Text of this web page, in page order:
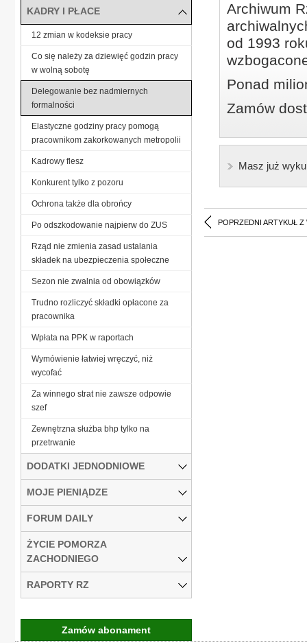
Archiwum
od 1993
Ponad
Zamów
Masz już
POPRZEDNI ARTYKUŁ Z
KADRY I PŁACE
12 zmian w kodeksie pracy
Co się należy za dziewięć godzin pracy
w wolną sobotę
Delegowanie bez nadmiernych
formalności
Elastyczne godziny pracy pomogą
pracownikom zakorkowanych metropolii
Kadrowy flesz
Konkurent tylko z pozoru
Ochrona także dla obrońcy
Po odszkodowanie najpierw do ZUS
Rząd nie zmienia zasad ustalania
składek na ubezpieczenia społeczne
Sezon nie zwalnia od obowiązków
Trudno rozliczyć składki opłacone za
pracownika
Wpłata na PPK w raportach
Wymówienie łatwiej wręczyć, niż
wycofać
Za winnego strat nie zawsze odpowie
szef
Zewnętrzna służba bhp tylko na
przetrwanie
DODATKI JEDNODNIOWE
MOJE PIENIĄDZE
FORUM DAILY
ŻYCIE POMORZA
ZACHODNIEGO
RAPORTY RZ
Zamów abonament